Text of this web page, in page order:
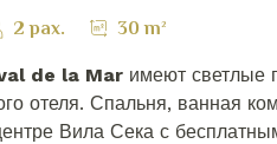
2 pax. 30 m²
de la Marимеют светлые
отеля. Спальня, ванная
Вила Сека с